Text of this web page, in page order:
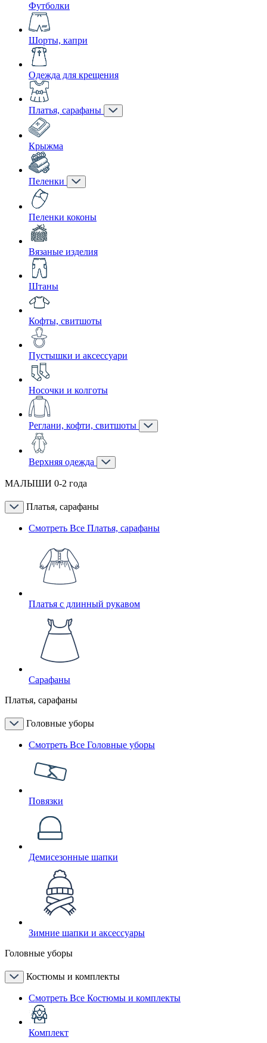
Футболки
Шорты, капри
Одежда для крещения
Платья, сарафаны
Крыжма
Пеленки
Пеленки коконы
Вязаные изделия
Штаны
Кофты, свитшоты
Пустышки и аксессуари
Носочки и колготы
Реглани, кофти, свитшоты
Верхняя одежда
МАЛЫШИ 0-2 года
Платья, сарафаны
Смотреть Все Платья, сарафаны
Платья с длинный рукавом
Сарафаны
Платья, сарафаны
Головные уборы
Смотреть Все Головные уборы
Повязки
Демисезонные шапки
Зимние шапки и аксессуары
Головные уборы
Костюмы и комплекты
Смотреть Все Костюмы и комплекты
Комплект